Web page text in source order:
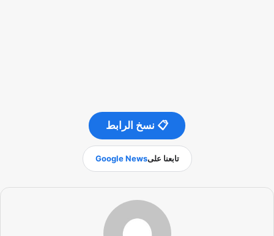
📋 نسخ الرابط
تابعنا علىGoogle News